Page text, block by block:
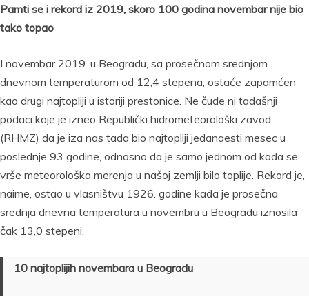
Pamti se i rekord iz 2019, skoro 100 godina novembar nije bio
tako topao
I novembar 2019. u Beogradu, sa prosečnom srednjom
dnevnom temperaturom od 12,4 stepena, ostaće zapamćen
kao drugi najtopliji u istoriji prestonice. Ne čude ni tadašnji
podaci koje je izneo Republički hidrometeorološki zavod
(RHMZ) da je iza nas tada bio najtopliji jedanaesti mesec u
poslednje 93 godine, odnosno da je samo jednom od kada se
vrše meteorološka merenja u našoj zemlji bilo toplije. Rekord je,
naime, ostao u vlasništvu 1926. godine kada je prosečna
srednja dnevna temperatura u novembru u Beogradu iznosila
čak 13,0 stepeni.
10 najtoplijih novembara u Beogradu